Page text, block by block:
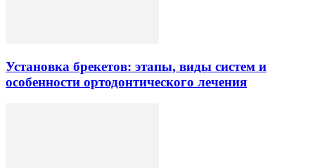
Установка брекетов: этапы, виды систем и
особенности ортодонтического лечения